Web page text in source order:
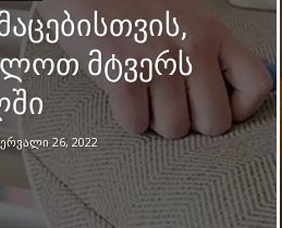
მტვერს
26, 2022